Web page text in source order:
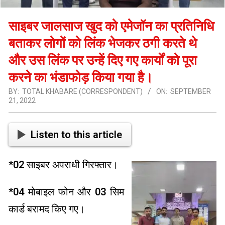
साइबर जालसाज खुद को एमेजॉन का प्रतिनिधि
बताकर लोगों को लिंक भेजकर ठगी करते थे
और उस लिंक पर उन्हें दिए गए कार्यों को पूरा
करने का भंडाफोड़ किया गया है।
BY: TOTAL KHABARE (CORRESPONDENT) ON: SEPTEMBER
21, 2022
Listen to this article
*02 साइबर अपराधी गिरफ्तार।
*04 मोबाइल फोन और 03 सिम
कार्ड बरामद किए गए।